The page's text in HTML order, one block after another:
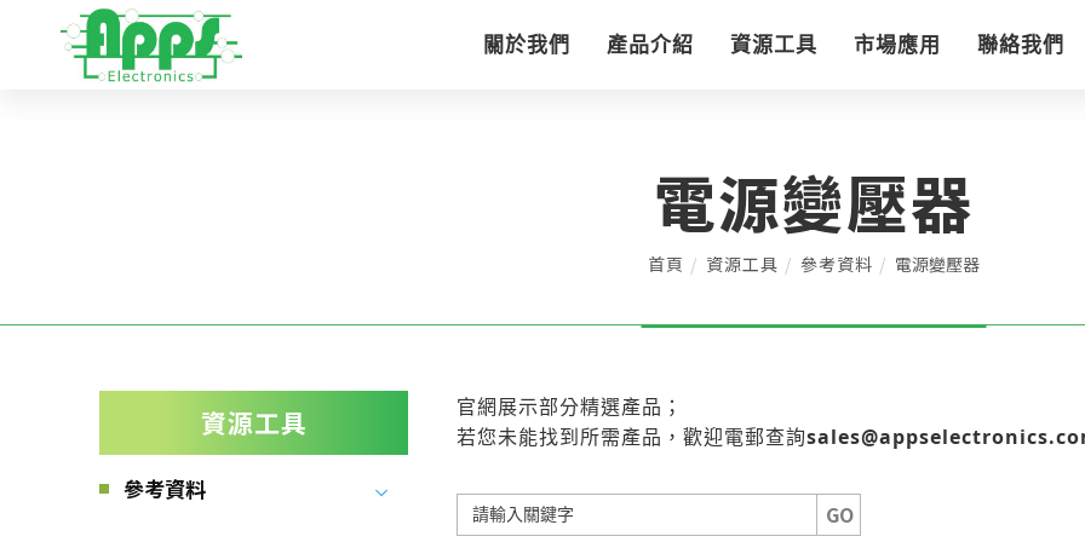
關於我們 產品介紹 資源工具 市場應用 聯絡我們
電源變壓器
首頁 資源工具 參考資料 電源變壓器
資源工具
參考資料
官網展示部分精選產品；
若您未能找到所需產品，歡迎電郵查詢
GO